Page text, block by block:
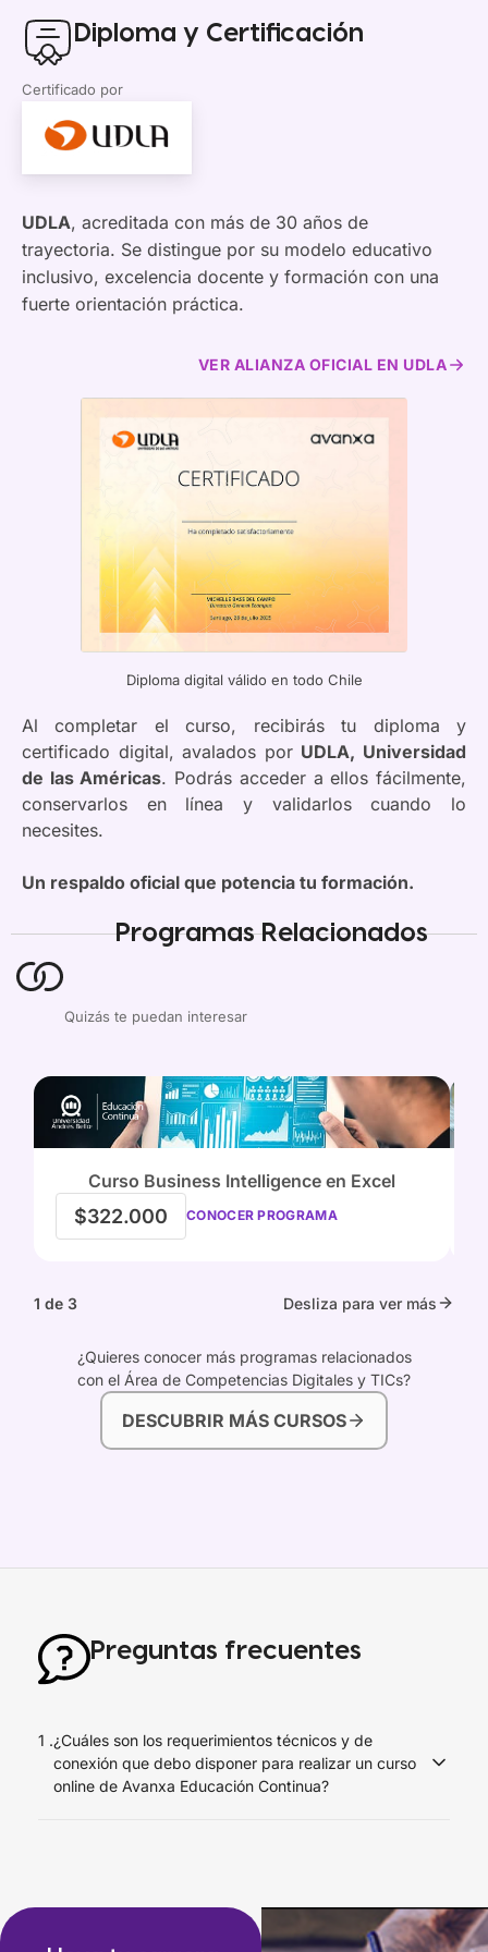
Diploma y Certificación
Certificado por
UDLA, acreditada con más de 30 años de
trayectoria. Se distingue por su modelo educativo
inclusivo, excelencia docente y formación con una
fuerte orientación práctica.
VER ALIANZA OFICIAL EN UDLA
Diploma digital válido en todo Chile
Al completar el curso, recibirás tu diploma y
certificado digital, avalados por UDLA, Universidad
de las Américas. Podrás acceder a ellos fácilmente,
conservarlos en línea y validarlos cuando lo
necesites.
Un respaldo oficial que potencia tu formación.
Programas Relacionados
Quizás te puedan interesar
Curso Business Intelligence en Excel
$322.000 CONOCER PROGRAMA
1 de 3 Desliza para ver más
¿Quieres conocer más programas relacionados
con el Área de Competencias Digitales y TICs?
DESCUBRIR MÁS CURSOS
Preguntas frecuentes
1 .¿Cuáles son los requerimientos técnicos y de
conexión que debo disponer para realizar un curso
online de Avanxa Educación Continua?